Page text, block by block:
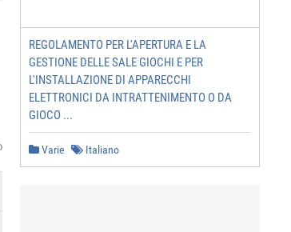
REGOLAMENTO PER L'APERTURA E LA
GESTIONE DELLE SALE GIOCHI E PER
L'INSTALLAZIONE DI APPARECCHI
ELETTRONICI DA INTRATTENIMENTO O DA
GIOCO ...
Varie Italiano